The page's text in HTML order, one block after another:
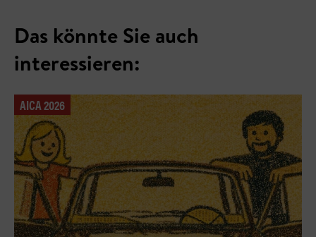
Das könnte Sie auch
interessieren:
AICA 2026